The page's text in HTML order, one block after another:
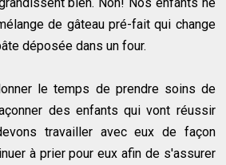
de gâteau pré-fait qui change
déposée dans un four.
le temps de prendre soins de
des enfants qui vont réussir
travailler avec eux de façon
à prier pour eux afin de s'assurer